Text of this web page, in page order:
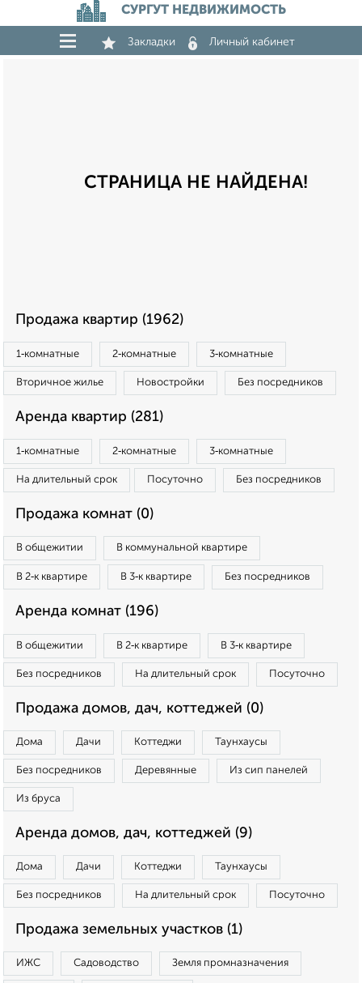
СУРГУТ НЕДВИЖИМОСТЬ
Закладки Личный кабинет
СТРАНИЦА НЕ НАЙДЕНА!
Продажа квартир (1962)
1‑комнатные 2‑комнатные 3‑комнатные
Вторичное жилье Новостройки Без посредников
Аренда квартир (281)
1‑комнатные 2‑комнатные 3‑комнатные
На длительный срок Посуточно Без посредников
Продажа комнат (0)
В общежитии В коммунальной квартире
В 2‑к квартире В 3‑к квартире Без посредников
Аренда комнат (196)
В общежитии В 2‑к квартире В 3‑к квартире
Без посредников На длительный срок Посуточно
Продажа домов, дач, коттеджей (0)
Дома Дачи Коттеджи Таунхаусы
Без посредников Деревянные Из сип панелей
Из бруса
Аренда домов, дач, коттеджей (9)
Дома Дачи Коттеджи Таунхаусы
Без посредников На длительный срок Посуточно
Продажа земельных участков (1)
ИЖС Садоводство Земля промназначения